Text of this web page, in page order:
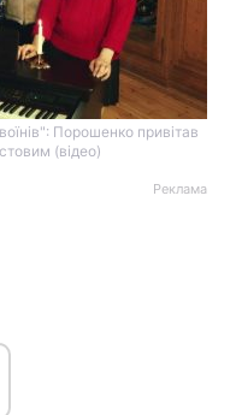
Порошенко привітав
(відео)
Реклама